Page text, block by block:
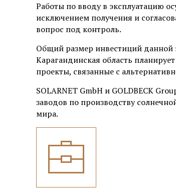
Работы по вводу в эксплуатацию
исключением получения и
вопрос под контроль.
Общий размер инвестиций данной
Карагандинская область
проекты, связанные с
SOLARNET GmbH и GOLDBECK
заводов по производству
мира.